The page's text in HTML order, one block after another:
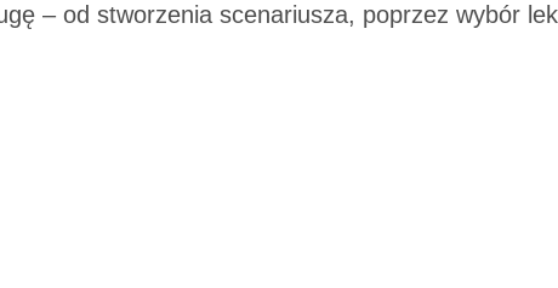
– od stworzenia scenariusza, poprzez wybór